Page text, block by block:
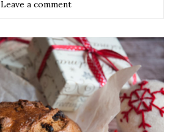
Leave a comment